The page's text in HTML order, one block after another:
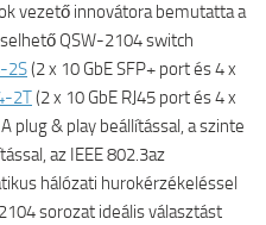
vezető innovátora bemutatta a
QSW-2104 switch
2S(2 x 10 GbE SFP+ port és 4 x
2T(2 x 10 GbE RJ45 port és 4 x
plug & play beállítással, a szinte
az IEEE 802.3az
hálózati hurokérzékeléssel
sorozat ideális választást